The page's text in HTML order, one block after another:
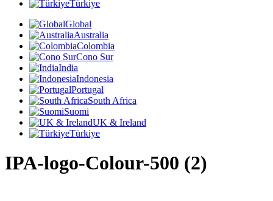
Türkiye
Global
Australia
Colombia
Cono Sur
India
Indonesia
Portugal
South Africa
Suomi
UK & Ireland
Türkiye
IPA-logo-Colour-500 (2)